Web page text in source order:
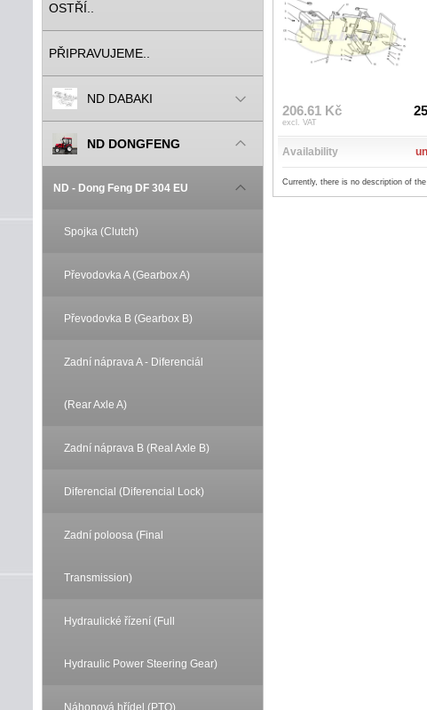
OSTŘÍ..
PŘIPRAVUJEME..
ND DABAKI
ND DONGFENG
ND - Dong Feng DF 304 EU
Spojka (Clutch)
Převodovka A (Gearbox A)
Převodovka B (Gearbox B)
Zadní náprava A - Diferenciál
(Rear Axle A)
Zadní náprava B (Real Axle B)
Diferencial (Diferencial Lock)
Zadní poloosa (Final
Transmission)
Hydraulické řízení (Full
Hydraulic Power Steering Gear)
Náhonová hřídel (PTO)
206.61 Kč
excl. VAT
Availability
Currently, there is no description of